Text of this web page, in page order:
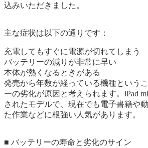
込みいただきました。
主な症状は以下の通りです：
充電してもすぐに電源が切れてしまう
バッテリーの減りが非常に早い
本体が熱くなるときがある
発売から年数が経っている機種という
ーの劣化が原因と考えられます。iPad
されたモデルで、現在でも電子書籍や
た作業などに根強い人気があります。
■ バッテリーの寿命と劣化のサイン